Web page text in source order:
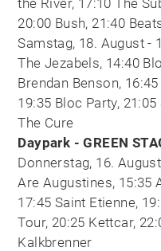
20:00 Bush, 21:40
Samstag, 18. August -
The Jezabels, 14:40
Brendan Benson,
19:35 Bloc Party,
The Cure
Daypark - GREEN
Donnerstag, 16.
Are Augustines, 15:35
17:45 Saint Etienne,
Tour, 20:25 Kettcar,
Kalkbrenner